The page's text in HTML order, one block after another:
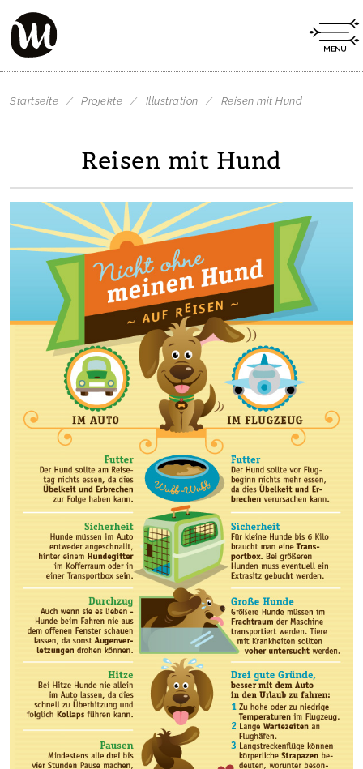
Startseite / Projekte / Illustration / Reisen mit Hund
Reisen mit Hund